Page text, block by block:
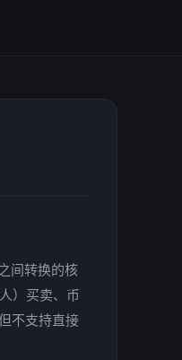
间转换的核
）买卖、币
不支持直接